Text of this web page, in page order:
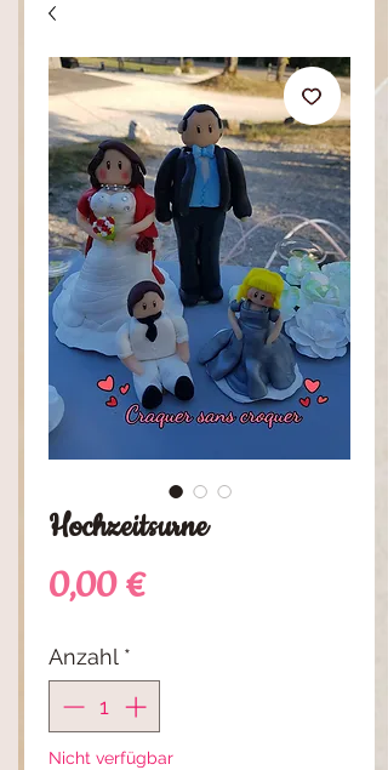
Hochzeitsurne
0,00 €Preis
Anzahl *
Nicht verfügbar